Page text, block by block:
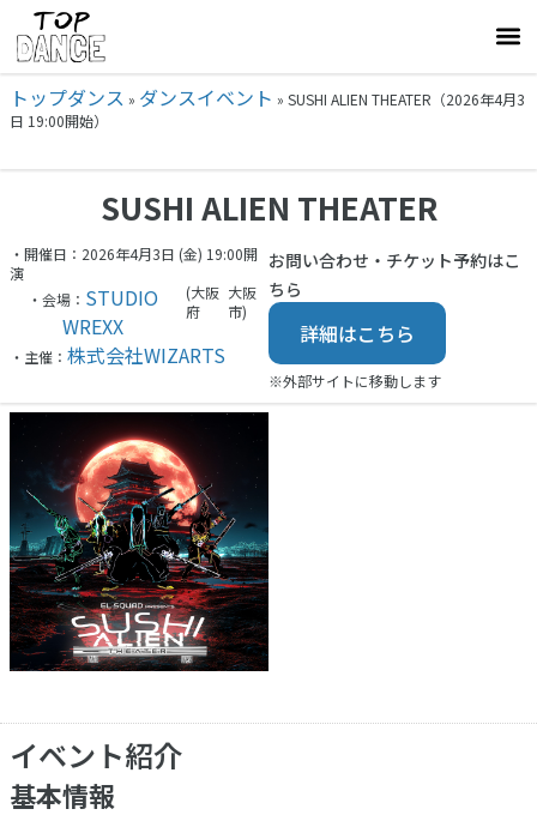
トップダンス » ダンスイベント » SUSHI ALIEN THEATER（2026年4月3
日 19:00開始）
SUSHI ALIEN THEATER
・開催日：2026年4月3日 (金) 19:00開
演
・会場： STUDIO
WREXX
(大阪
府
大阪
市)
・主催： 株式会社WIZARTS
お問い合わせ・チケット予約はこ
ちら
詳細はこちら
※外部サイトに移動します
イベント紹介
基本情報